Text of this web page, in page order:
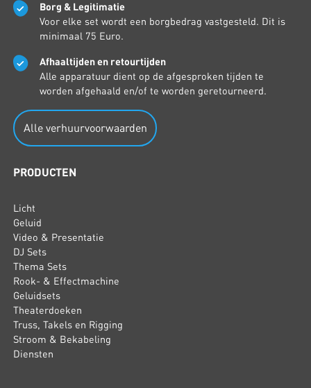
Borg & Legitimatie
Voor elke set wordt een borgbedrag vastgesteld. Dit is
minimaal 75 Euro.
Afhaaltijden en retourtijden
Alle apparatuur dient op de afgesproken tijden te
worden afgehaald en/of te worden geretourneerd.
Alle verhuurvoorwaarden
PRODUCTEN
Licht
Geluid
Video & Presentatie
DJ Sets
Thema Sets
Rook- & Effectmachine
Geluidsets
Theaterdoeken
Truss, Takels en Rigging
Stroom & Bekabeling
Diensten